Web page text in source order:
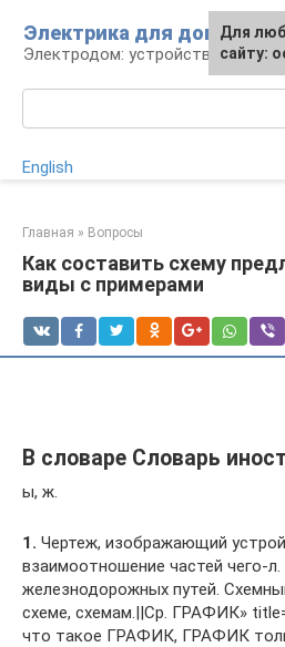
контенту
Электрика для дома
Электродом: устройства,
English
Главная » Вопросы
Как составить схему
виды с примерами
В словаре Словарь
ы, ж.
1. Чертеж, изображающий
взаимоотношение частей чего-
железнодорожных путей.
схеме, схемам.||Ср. ГРАФИК»
что такое ГРАФИК, ГРАФИК
Для
сайту: